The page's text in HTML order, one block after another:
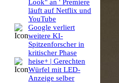
Look" an ' Premiere
läuft auf Netflix und
YouTube
Google verliert
weitere KI-
Spitzenforscher in
kritischer Phase
heise+ | Gerechten
Würfel mit LED-
Anzeige selber